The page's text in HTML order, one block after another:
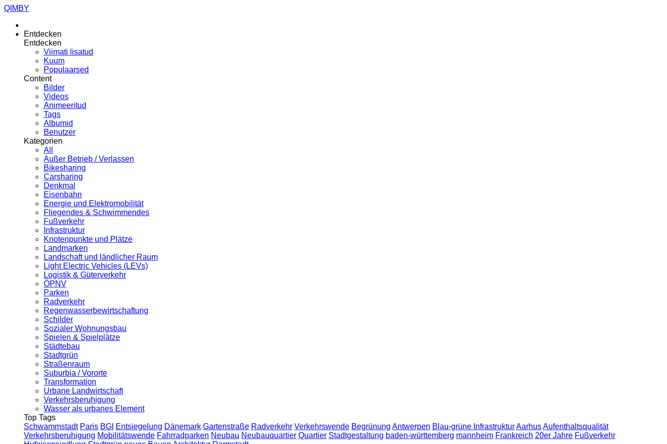
QIMBY
Entdecken
Entdecken
Viimati lisatud
Kuum
Populaarsed
Content
Bilder
Videos
Animeeritud
Tags
Albumid
Benutzer
Kategorien
All
Außer Betrieb / Verlassen
Bikesharing
Carsharing
Denkmal
Eisenbahn
Energie und Elektromobilität
Fliegendes & Schwimmendes
Fußverkehr
Infrastruktur
Knotenpunkte und Plätze
Landmarken
Landschaft und ländlicher Raum
Light Electric Vehicles (LEVs)
Logistik & Güterverkehr
ÖPNV
Parken
Radverkehr
Regenwasserbewirtschaftung
Schilder
Sozialer Wohnungsbau
Spielen & Spielplätze
Städtebau
Stadtgrün
Straßenraum
Suburbia / Vororte
Transformation
Urbane Landwirtschaft
Verkehrsberuhigung
Wasser als urbanes Element
Top Tags
Schwammstadt Paris BGI Entsiegelung Dänemark Gartenstraße Radverkehr Verkehrswende Begrünung Antwerpen Blau-grüne InfrastrukturAarhusAufenthaltsqualität
Verkehrsberuhigung Mobilitätswende Fahrradparken Neubau Neubauquartier Quartier Stadtgestaltung baden-württemberg mannheim Frankreich 20er Jahre Fußverkehr